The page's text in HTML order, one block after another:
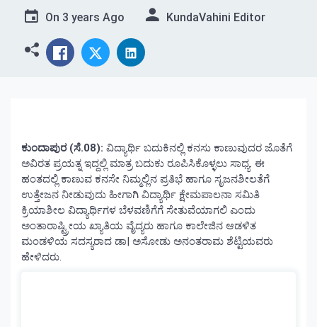
On 3 years Ago KundaVahini Editor
ಕುಂದಾಪುರ (ಸೆ.08): ವಿದ್ಯಾರ್ಥಿ ಬದುಕಿನಲ್ಲಿ ಕನಸು ಕಾಣುವುದರ ಜೊತೆಗೆ
ಅವಿರತ ಪ್ರಯತ್ನ ಇದ್ದಲ್ಲಿ ಮಾತ್ರ ಬದುಕು ರೂಪಿಸಿಕೊಳ್ಳಲು ಸಾಧ್ಯ. ಈ
ಹಂತದಲ್ಲಿ ಕಾಣುವ ಕನಸೇ ನಿಮ್ಮಲ್ಲಿನ ಪ್ರತಿಭೆ ಹಾಗೂ ಸೃಜನಶೀಲತೆಗೆ
ಉತ್ತೇಜನ ನೀಡುವುದು ಹೀಗಾಗಿ ವಿದ್ಯಾರ್ಥಿ ಕ್ಷೇಮಪಾಲನಾ ಸಮಿತಿ
ಕ್ರಿಯಾಶೀಲ ವಿದ್ಯಾರ್ಥಿಗಳ ಬೆಳವಣಿಗೆಗೆ ಸೇತುವೆಯಾಗಲಿ ಎಂದು
ಅಂತಾರಾಷ್ಟ್ರೀಯ ಖ್ಯಾತಿಯ ವೈದ್ಯರು ಹಾಗೂ ಕಾಲೇಜಿನ ಆಡಳಿತ
ಮಂಡಳಿಯ ಸದಸ್ಯರಾದ ಡಾ| ಅಸೋಡು ಅನಂತರಾಮ ಶೆಟ್ಟಿಯವರು
ಹೇಳಿದರು.